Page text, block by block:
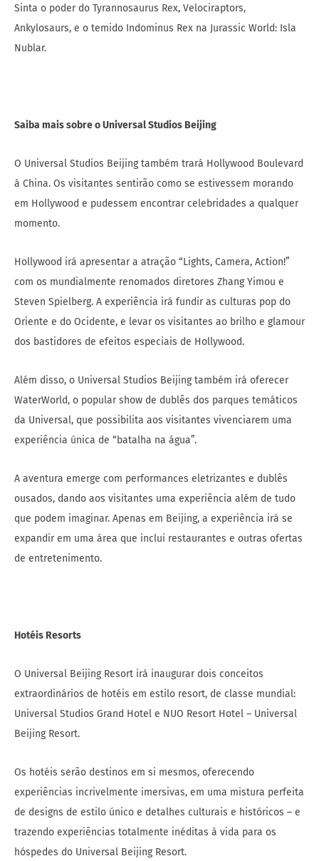
Sinta o poder do Tyrannosaurus Rex, Velociraptors,
Ankylosaurs, e o temido Indominus Rex na Jurassic World: Isla
Nublar.
Saiba mais sobre o Universal Studios Beijing
O Universal Studios Beijing também trará Hollywood Boulevard
à China. Os visitantes sentirão como se estivessem morando
em Hollywood e pudessem encontrar celebridades a qualquer
momento.
Hollywood irá apresentar a atração “Lights, Camera, Action!”
com os mundialmente renomados diretores Zhang Yimou e
Steven Spielberg. A experiência irá fundir as culturas pop do
Oriente e do Ocidente, e levar os visitantes ao brilho e glamour
dos bastidores de efeitos especiais de Hollywood.
Além disso, o Universal Studios Beijing também irá oferecer
WaterWorld, o popular show de dublês dos parques temáticos
da Universal, que possibilita aos visitantes vivenciarem uma
experiência única de “batalha na água”.
A aventura emerge com performances eletrizantes e dublês
ousados, dando aos visitantes uma experiência além de tudo
que podem imaginar. Apenas em Beijing, a experiência irá se
expandir em uma área que inclui restaurantes e outras ofertas
de entretenimento.
Hotéis Resorts
O Universal Beijing Resort irá inaugurar dois conceitos
extraordinários de hotéis em estilo resort, de classe mundial:
Universal Studios Grand Hotel e NUO Resort Hotel – Universal
Beijing Resort.
Os hotéis serão destinos em si mesmos, oferecendo
experiências incrivelmente imersivas, em uma mistura perfeita
de designs de estilo único e detalhes culturais e históricos – e
trazendo experiências totalmente inéditas à vida para os
hóspedes do Universal Beijing Resort.